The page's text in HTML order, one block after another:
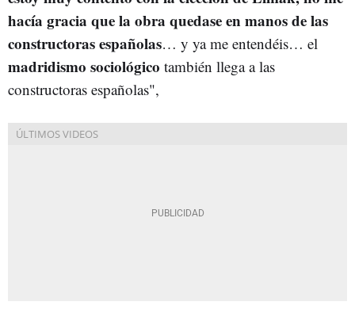
hacía gracia que la obra quedase en manos de las
constructoras españolas… y ya me entendéis… el
madridismo sociológico también llega a las
constructoras españolas",